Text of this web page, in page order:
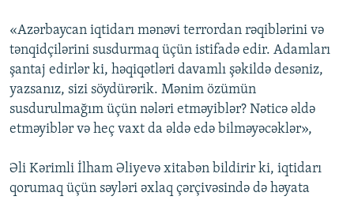
«Azərbaycan iqtidarı mənəvi terrordan rəqiblərini və
tənqidçilərini susdurmaq üçün istifadə edir. Adamları
şantaj edirlər ki, həqiqətləri davamlı şəkildə desəniz,
yazsanız, sizi söydürərik. Mənim özümün
susdurulmağım üçün nələri etməyiblər? Nəticə əldə
etməyiblər və heç vaxt da əldə edə bilməyəcəklər»,
Əli Kərimli İlham Əliyevə xitabən bildirir ki, iqtidarı
qorumaq üçün səyləri əxlaq çərçivəsində də həyata